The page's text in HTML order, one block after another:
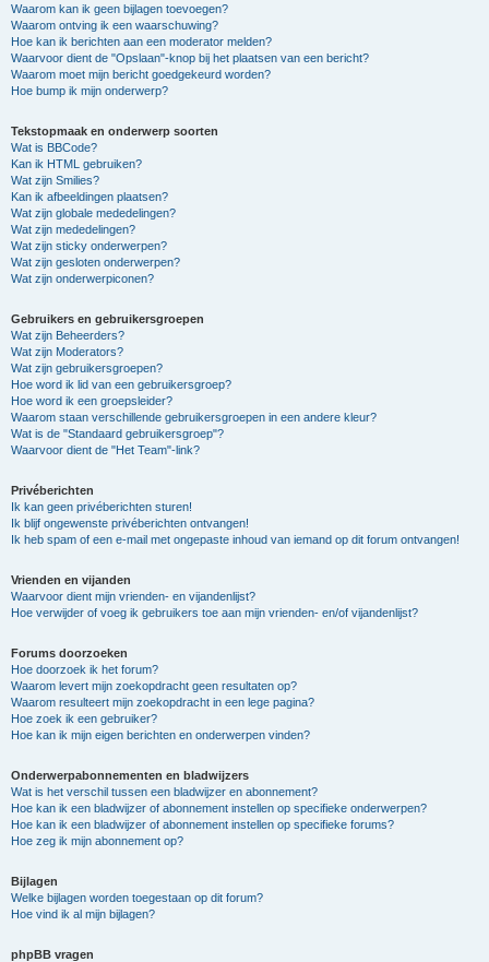
Waarom kan ik geen bijlagen toevoegen?
Waarom ontving ik een waarschuwing?
Hoe kan ik berichten aan een moderator melden?
Waarvoor dient de "Opslaan"-knop bij het plaatsen van een bericht?
Waarom moet mijn bericht goedgekeurd worden?
Hoe bump ik mijn onderwerp?
Tekstopmaak en onderwerp soorten
Wat is BBCode?
Kan ik HTML gebruiken?
Wat zijn Smilies?
Kan ik afbeeldingen plaatsen?
Wat zijn globale mededelingen?
Wat zijn mededelingen?
Wat zijn sticky onderwerpen?
Wat zijn gesloten onderwerpen?
Wat zijn onderwerpiconen?
Gebruikers en gebruikersgroepen
Wat zijn Beheerders?
Wat zijn Moderators?
Wat zijn gebruikersgroepen?
Hoe word ik lid van een gebruikersgroep?
Hoe word ik een groepsleider?
Waarom staan verschillende gebruikersgroepen in een andere kleur?
Wat is de "Standaard gebruikersgroep"?
Waarvoor dient de "Het Team"-link?
Privéberichten
Ik kan geen privéberichten sturen!
Ik blijf ongewenste privéberichten ontvangen!
Ik heb spam of een e-mail met ongepaste inhoud van iemand op dit forum ontvangen!
Vrienden en vijanden
Waarvoor dient mijn vrienden- en vijandenlijst?
Hoe verwijder of voeg ik gebruikers toe aan mijn vrienden- en/of vijandenlijst?
Forums doorzoeken
Hoe doorzoek ik het forum?
Waarom levert mijn zoekopdracht geen resultaten op?
Waarom resulteert mijn zoekopdracht in een lege pagina?
Hoe zoek ik een gebruiker?
Hoe kan ik mijn eigen berichten en onderwerpen vinden?
Onderwerpabonnementen en bladwijzers
Wat is het verschil tussen een bladwijzer en abonnement?
Hoe kan ik een bladwijzer of abonnement instellen op specifieke onderwerpen?
Hoe kan ik een bladwijzer of abonnement instellen op specifieke forums?
Hoe zeg ik mijn abonnement op?
Bijlagen
Welke bijlagen worden toegestaan op dit forum?
Hoe vind ik al mijn bijlagen?
phpBB vragen